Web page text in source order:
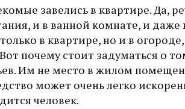
завелись в квартире. Да,
и в ванной комнате, и даже
в квартире, но и в
почему стоит задуматься о
Им не место в жилом
может очень легко
человек.